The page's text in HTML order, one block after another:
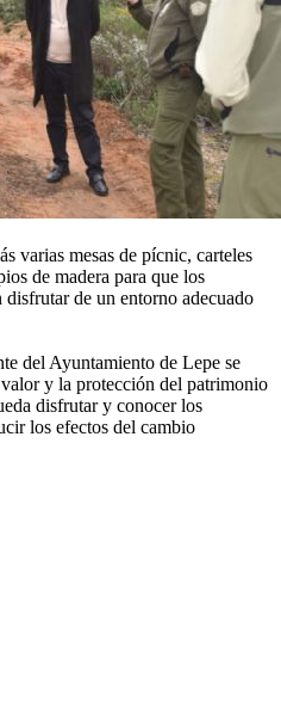
varias mesas de pícnic, carteles
de madera para que los
disfrutar de un entorno adecuado
del Ayuntamiento de Lepe se
y la protección del patrimonio
disfrutar y conocer los
los efectos del cambio